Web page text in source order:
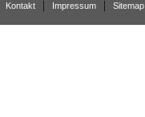
Kontakt Impressum Sitemap